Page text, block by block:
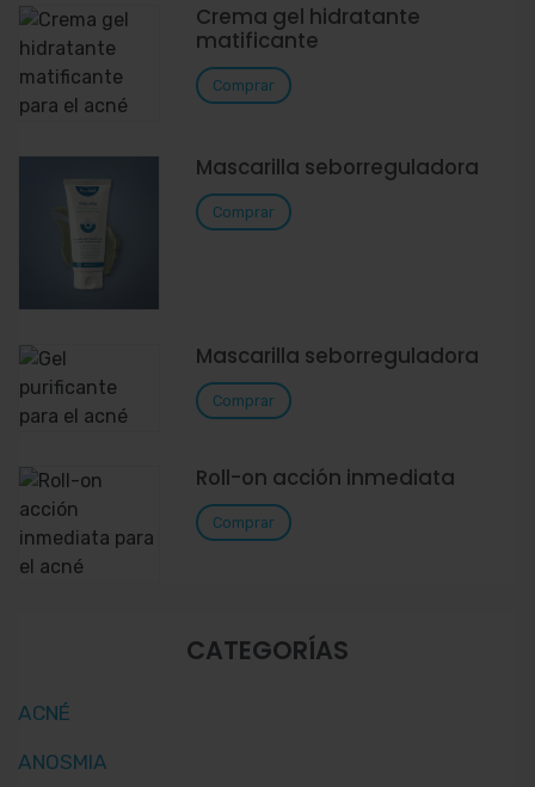
Crema gel hidratante
matificante
Comprar
Mascarilla seborreguladora
Comprar
Mascarilla seborreguladora
Comprar
Roll-on acción inmediata
Comprar
CATEGORÍAS
ACNÉ
ANOSMIA